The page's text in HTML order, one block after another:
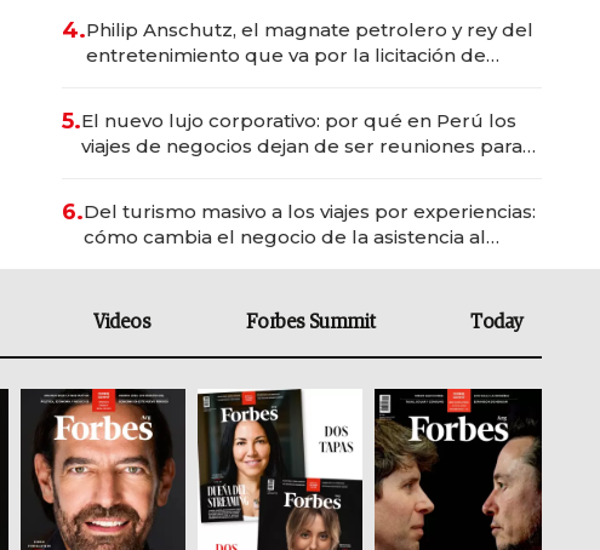
4.Philip Anschutz, el magnate petrolero y rey del
entretenimiento que va por la licitación de
5.El nuevo lujo corporativo: por qué en Perú los
viajes de negocios dejan de ser reuniones para
6.Del turismo masivo a los viajes por experiencias:
cómo cambia el negocio de la asistencia al
Videos Forbes Summit Today